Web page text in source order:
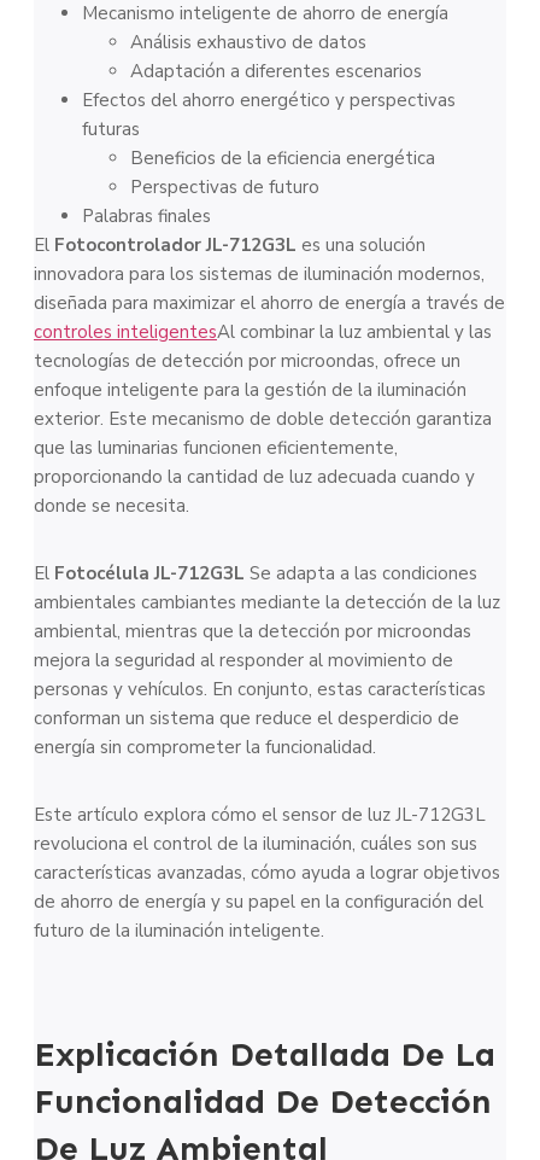
Mecanismo inteligente de ahorro de energía
Análisis exhaustivo de datos
Adaptación a diferentes escenarios
Efectos del ahorro energético y perspectivas
futuras
Beneficios de la eficiencia energética
Perspectivas de futuro
Palabras finales
El Fotocontrolador JL-712G3L es una solución
innovadora para los sistemas de iluminación modernos,
diseñada para maximizar el ahorro de energía a través de
controles inteligentesAl combinar la luz ambiental y las
tecnologías de detección por microondas, ofrece un
enfoque inteligente para la gestión de la iluminación
exterior. Este mecanismo de doble detección garantiza
que las luminarias funcionen eficientemente,
proporcionando la cantidad de luz adecuada cuando y
donde se necesita.
El Fotocélula JL-712G3L Se adapta a las condiciones
ambientales cambiantes mediante la detección de la luz
ambiental, mientras que la detección por microondas
mejora la seguridad al responder al movimiento de
personas y vehículos. En conjunto, estas características
conforman un sistema que reduce el desperdicio de
energía sin comprometer la funcionalidad.
Este artículo explora cómo el sensor de luz JL-712G3L
revoluciona el control de la iluminación, cuáles son sus
características avanzadas, cómo ayuda a lograr objetivos
de ahorro de energía y su papel en la configuración del
futuro de la iluminación inteligente.
Explicación Detallada De La
Funcionalidad De Detección
De Luz Ambiental